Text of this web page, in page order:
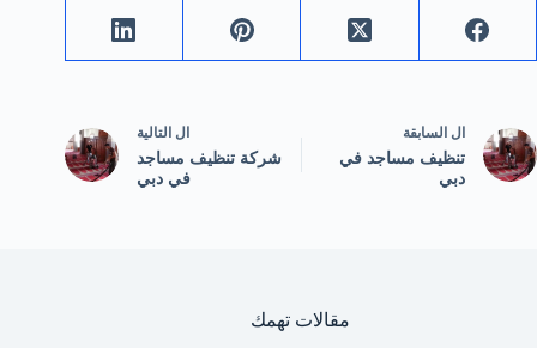
ال السابقة
تنظيف مساجد في
دبي
ال التالية
شركة تنظيف مساجد
في دبي
مقالات تهمك